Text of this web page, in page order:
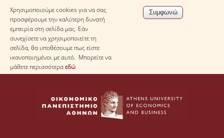
Χρησιμοποιούμε cookies για να σας
προσφέρουμε την καλύτερη δυνατή
εμπειρία στη σελίδα μας. Εάν
συνεχίσετε να χρησιμοποιείτε τη
σελίδα, θα υποθέσουμε πως είστε
ικανοποιημένοι με αυτό. Μπορείτε να
μάθετε περισσότεραεδώ